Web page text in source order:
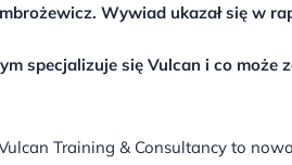
Wywiad ukazał się w
specjalizuje się Vulcan i co
Training & Consultancy to